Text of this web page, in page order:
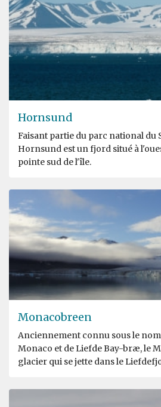
Hornsund
Faisant partie du parc national du
Hornsund est un fjord situé à
pointe sud de l'île.
Monacobreen
Anciennement connu sous le
Monaco et de Liefde Bay-bræ, le
glacier qui se jette dans le